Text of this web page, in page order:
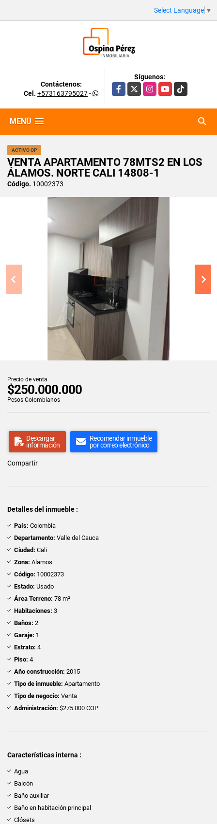
Select Language ▼
Contáctenos:
Cel. +573163795027-
Síguenos:
Facebook
X InstagramYouTubeTikTok
MENÚ
ACTIVO OP
VENTA APARTAMENTO 78MTS2 EN LOS
ÁLAMOS. NORTE CALI 14808-1
Código. 10002373
Precio de venta
$250.000.000
Pesos Colombianos
Descargar
información
Recomendar inmueble
por correo electrónico
Compartir
Detalles del inmueble :
País: Colombia
Departamento: Valle del Cauca
Ciudad: Cali
Zona: Alamos
Código: 10002373
Estado: Usado
Área Terreno: 78 m²
Habitaciones: 3
Baños: 2
Garaje: 1
Estrato: 4
Piso: 4
Año construcción: 2015
Tipo de inmueble: Apartamento
Tipo de negocio: Venta
Administración: $275.000 COP
Características interna :
Agua
Balcón
Baño auxiliar
Baño en habitación principal
Clósets